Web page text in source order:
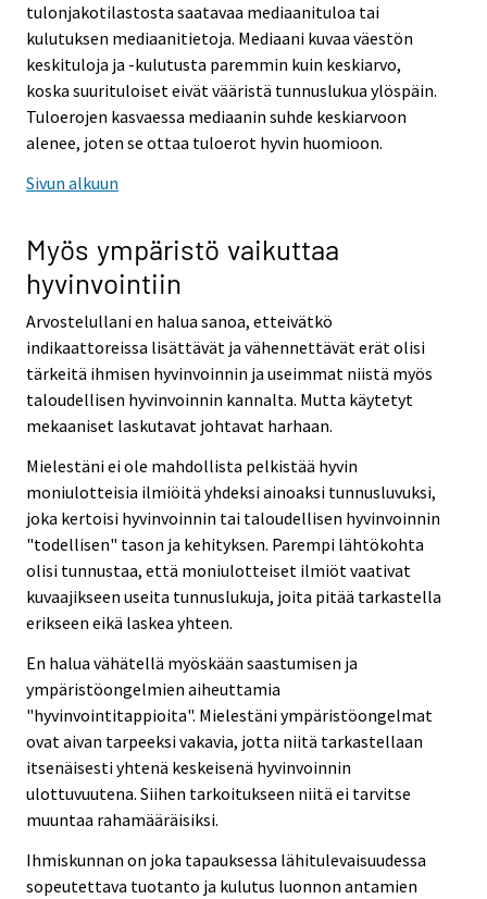
tulonjakotilastosta saatavaa mediaanituloa tai
kulutuksen mediaanitietoja. Mediaani kuvaa väestön
keskituloja ja -kulutusta paremmin kuin keskiarvo,
koska suurituloiset eivät vääristä tunnuslukua ylöspäin.
Tuloerojen kasvaessa mediaanin suhde keskiarvoon
alenee, joten se ottaa tuloerot hyvin huomioon.
Sivun alkuun
Myös ympäristö vaikuttaa
hyvinvointiin
Arvostelullani en halua sanoa, etteivätkö
indikaattoreissa lisättävät ja vähennettävät erät olisi
tärkeitä ihmisen hyvinvoinnin ja useimmat niistä myös
taloudellisen hyvinvoinnin kannalta. Mutta käytetyt
mekaaniset laskutavat johtavat harhaan.
Mielestäni ei ole mahdollista pelkistää hyvin
moniulotteisia ilmiöitä yhdeksi ainoaksi tunnusluvuksi,
joka kertoisi hyvinvoinnin tai taloudellisen hyvinvoinnin
"todellisen" tason ja kehityksen. Parempi lähtökohta
olisi tunnustaa, että moniulotteiset ilmiöt vaativat
kuvaajikseen useita tunnuslukuja, joita pitää tarkastella
erikseen eikä laskea yhteen.
En halua vähätellä myöskään saastumisen ja
ympäristöongelmien aiheuttamia
"hyvinvointitappioita". Mielestäni ympäristöongelmat
ovat aivan tarpeeksi vakavia, jotta niitä tarkastellaan
itsenäisesti yhtenä keskeisenä hyvinvoinnin
ulottuvuutena. Siihen tarkoitukseen niitä ei tarvitse
muuntaa rahamääräisiksi.
Ihmiskunnan on joka tapauksessa lähitulevaisuudessa
sopeutettava tuotanto ja kulutus luonnon antamien